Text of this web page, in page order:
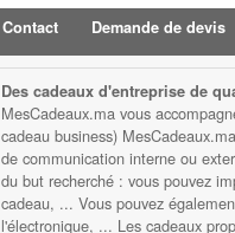
Contact Demande de devis
Des cadeaux d'entreprise de
MesCadeaux.ma vous
cadeau business)
de communication interne ou
du but recherché : vous pouvez
cadeau, ... Vous pouvez
l'électronique, ... Les cadeaux